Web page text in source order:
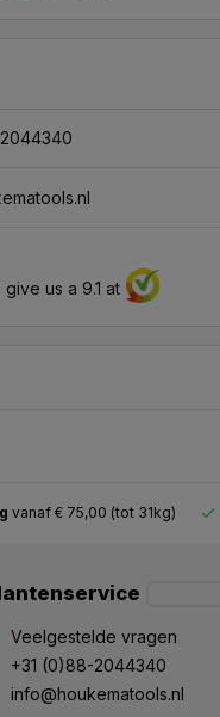
us a 9.1 at
vanaf € 75,00 (tot 31kg)
Veelgestelde vragen
+31 (0)88-2044340
info@houkematools.nl